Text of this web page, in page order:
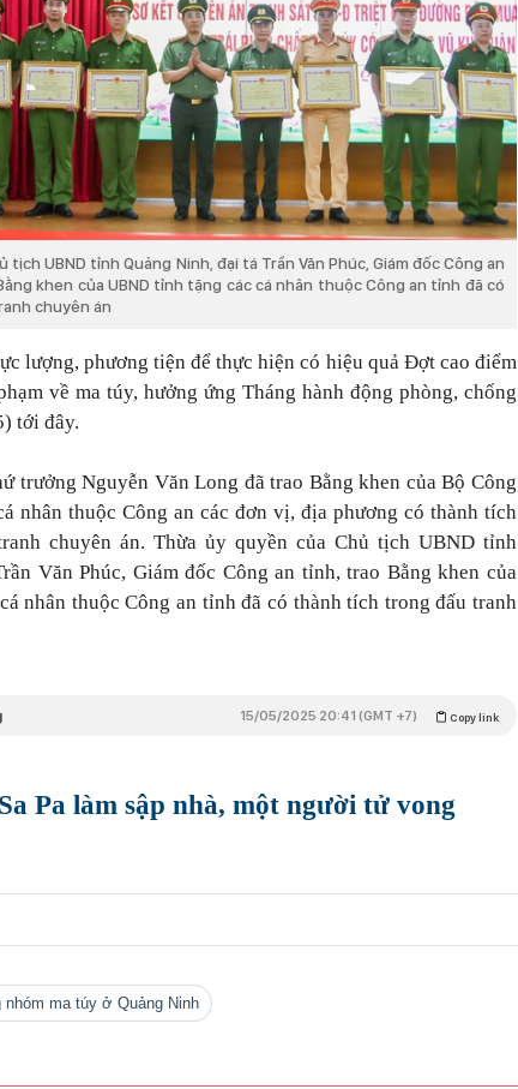
tịch UBND tỉnh Quảng Ninh, đại tá Trần Văn Phúc, Giám đốc Công an
khen của UBND tỉnh tặng các cá nhân thuộc Công an tỉnh đã có
chuyên án
lượng, phương tiện để thực hiện có hiệu quả Đợt cao điểm
về ma túy, hưởng ứng Tháng hành động phòng, chống
tới đây.
trưởng Nguyễn Văn Long đã trao Bằng khen của Bộ Công
nhân thuộc Công an các đơn vị, địa phương có thành tích
chuyên án. Thừa ủy quyền của Chủ tịch UBND tỉnh
Văn Phúc, Giám đốc Công an tỉnh, trao Bằng khen của
nhân thuộc Công an tỉnh đã có thành tích trong đấu tranh
Copy link
15/05/2025 20:41 (GMT +7)
Pa làm sập nhà, một người tử vong
nhóm ma túy ở Quảng Ninh